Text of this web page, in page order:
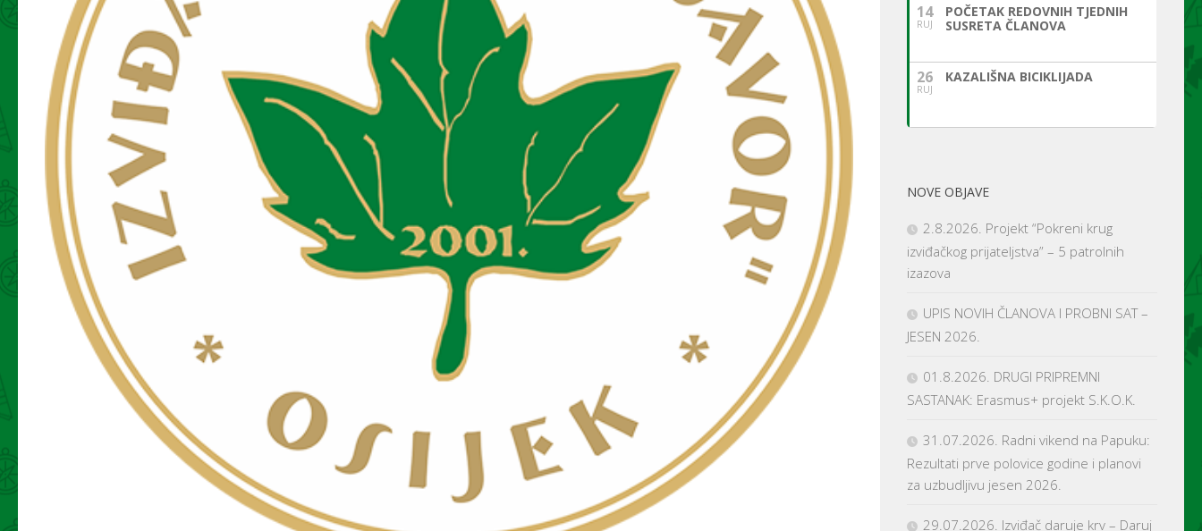
14
RUJ
POČETAK REDOVNIH TJEDNIH
SUSRETA ČLANOVA
26
RUJ
KAZALIŠNA BICIKLIJADA
NOVE OBJAVE
2.8.2026. Projekt “Pokreni krug
izviđačkog prijateljstva” – 5 patrolnih
izazova
UPIS NOVIH ČLANOVA I PROBNI SAT –
JESEN 2026.
01.8.2026. DRUGI PRIPREMNI
SASTANAK: Erasmus+ projekt S.K.O.K.
31.07.2026. Radni vikend na Papuku:
Rezultati prve polovice godine i planovi
za uzbudljivu jesen 2026.
29.07.2026. Izviđač daruje krv – Daruj